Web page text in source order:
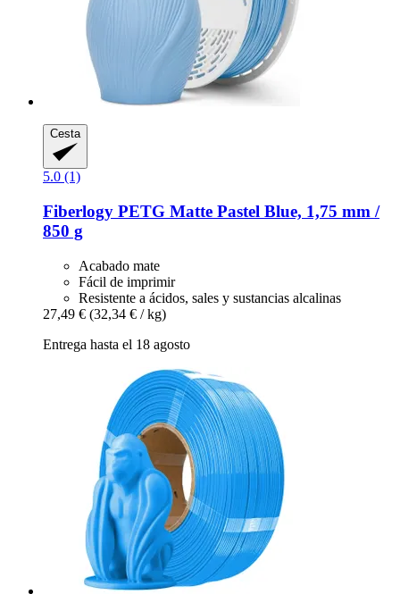
Cesta
5.0 (1)
Fiberlogy PETG Matte Pastel Blue, 1,75 mm /
850 g
Acabado mate
Fácil de imprimir
Resistente a ácidos, sales y sustancias alcalinas
27,49 € (32,34 € / kg)
Entrega hasta el 18 agosto